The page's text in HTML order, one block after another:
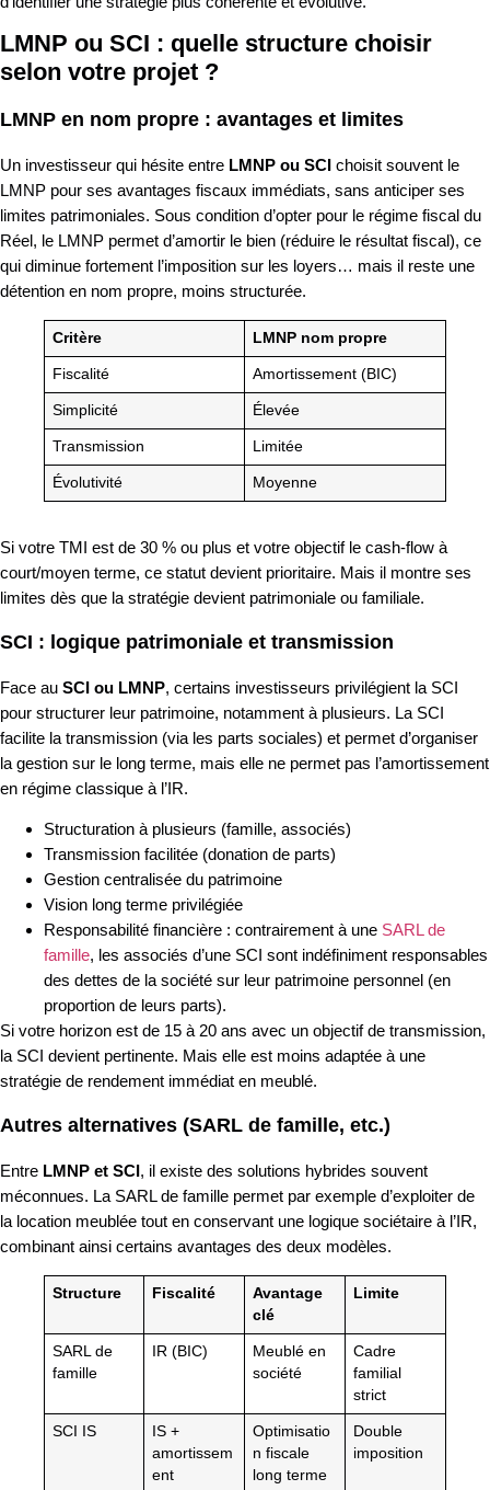
LMNP ou SCI : quelle structure choisir
selon votre projet ?
LMNP en nom propre : avantages et limites
Un investisseur qui hésite entre LMNP ou SCI choisit souvent le
LMNP pour ses avantages fiscaux immédiats, sans anticiper ses
limites patrimoniales. Sous condition d’opter pour le régime fiscal du
Réel, le LMNP permet d’amortir le bien (réduire le résultat fiscal), ce
qui diminue fortement l’imposition sur les loyers… mais il reste une
détention en nom propre, moins structurée.
Critère LMNP nom propre
Fiscalité Amortissement (BIC)
Simplicité Élevée
Transmission Limitée
Évolutivité Moyenne
Si votre TMI est de 30 % ou plus et votre objectif le cash-flow à
court/moyen terme, ce statut devient prioritaire. Mais il montre ses
limites dès que la stratégie devient patrimoniale ou familiale.
SCI : logique patrimoniale et transmission
Face au SCI ou LMNP, certains investisseurs privilégient la SCI
pour structurer leur patrimoine, notamment à plusieurs. La SCI
facilite la transmission (via les parts sociales) et permet d’organiser
la gestion sur le long terme, mais elle ne permet pas l’amortissement
en régime classique à l’IR.
Structuration à plusieurs (famille, associés)
Transmission facilitée (donation de parts)
Gestion centralisée du patrimoine
Vision long terme privilégiée
Responsabilité financière : contrairement à une SARL de
famille, les associés d’une SCI sont indéfiniment responsables
des dettes de la société sur leur patrimoine personnel (en
proportion de leurs parts).
Si votre horizon est de 15 à 20 ans avec un objectif de transmission,
la SCI devient pertinente. Mais elle est moins adaptée à une
stratégie de rendement immédiat en meublé.
Autres alternatives (SARL de famille, etc.)
Entre LMNP et SCI, il existe des solutions hybrides souvent
méconnues. La SARL de famille permet par exemple d’exploiter de
la location meublée tout en conservant une logique sociétaire à l’IR,
combinant ainsi certains avantages des deux modèles.
Structure Fiscalité
Avantage
clé
Limite
SARL de
famille
IR (BIC)
Meublé en
société
Cadre
familial
strict
SCI IS
IS +
amortissem
ent
Optimisatio
n fiscale
long terme
Double
imposition